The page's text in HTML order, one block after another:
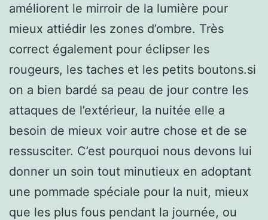
améliorent le mirroir de la lumière pour
mieux attiédir les zones d’ombre. Très
correct également pour éclipser les
rougeurs, les taches et les petits boutons.si
on a bien bardé sa peau de jour contre les
attaques de l’extérieur, la nuitée elle a
besoin de mieux voir autre chose et de se
ressusciter. C’est pourquoi nous devons lui
donner un soin tout minutieux en adoptant
une pommade spéciale pour la nuit, mieux
que les plus fous pendant la journée, ou